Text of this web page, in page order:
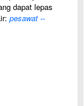
dapat lepas
pesawat --